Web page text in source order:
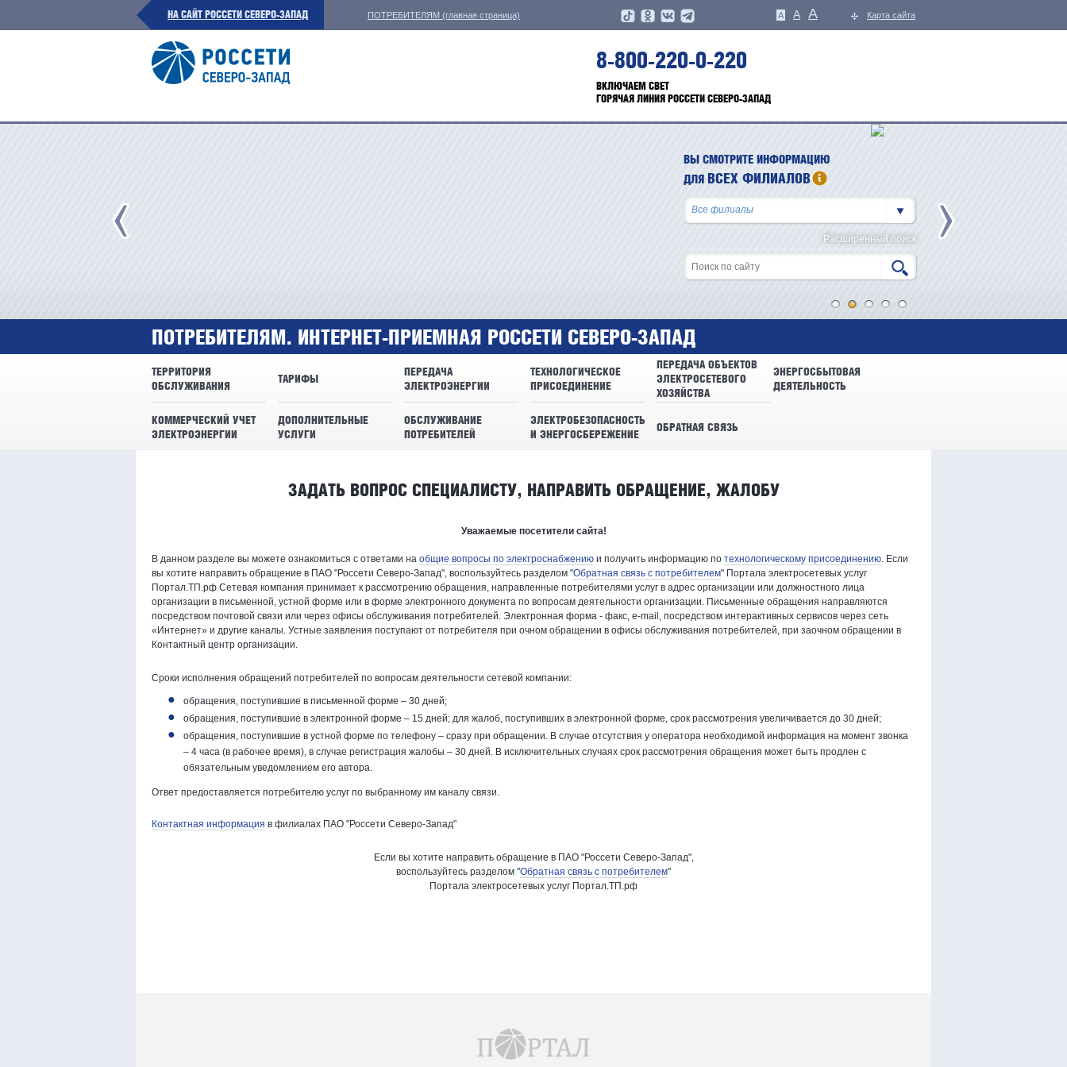
НА САЙТ РОССЕТИ СЕВЕРО-ЗАПАД ПОТРЕБИТЕЛЯМ (главная страница) Карта сайта
A A A
8-800-220-0-220
ВКЛЮЧАЕМ СВЕТ
ГОРЯЧАЯ ЛИНИЯ РОССЕТИ СЕВЕРО-ЗАПАД
ВЫ СМОТРИТЕ ИНФОРМАЦИЮ
ДЛЯ ВСЕХ ФИЛИАЛОВ
Расширенный поиск
ПОТРЕБИТЕЛЯМ. ИНТЕРНЕТ-ПРИЕМНАЯ РОССЕТИ СЕВЕРО-ЗАПАД
ТЕРРИТОРИЯ
ОБСЛУЖИВАНИЯ
ТАРИФЫ
ПЕРЕДАЧА
ЭЛЕКТРОЭНЕРГИИ
ТЕХНОЛОГИЧЕСКОЕ
ПРИСОЕДИНЕНИЕ
ПЕРЕДАЧА ОБЪЕКТОВ
ЭЛЕКТРОСЕТЕВОГО
ХОЗЯЙСТВА
ЭНЕРГОСБЫТОВАЯ
ДЕЯТЕЛЬНОСТЬ
КОММЕРЧЕСКИЙ УЧЕТ
ЭЛЕКТРОЭНЕРГИИ
ДОПОЛНИТЕЛЬНЫЕ
УСЛУГИ
ОБСЛУЖИВАНИЕ
ПОТРЕБИТЕЛЕЙ
ЭЛЕКТРОБЕЗОПАСНОСТЬ
И ЭНЕРГОСБЕРЕЖЕНИЕ
ОБРАТНАЯ СВЯЗЬ
ЗАДАТЬ ВОПРОС СПЕЦИАЛИСТУ, НАПРАВИТЬ ОБРАЩЕНИЕ, ЖАЛОБУ
Уважаемые посетители сайта!
В данном разделе вы можете ознакомиться с ответами на общие вопросы по электроснабжению и получить информацию по технологическому присоединению. Если
вы хотите направить обращение в ПАО "Россети Северо-Запад", воспользуйтесь разделом "Обратная связь с потребителем" Портала электросетевых услуг
Портал.ТП.рф Сетевая компания принимает к рассмотрению обращения, направленные потребителями услуг в адрес организации или должностного лица
организации в письменной, устной форме или в форме электронного документа по вопросам деятельности организации. Письменные обращения направляются
посредством почтовой связи или через офисы обслуживания потребителей. Электронная форма - факс, е-mail, посредством интерактивных сервисов через сеть
«Интернет» и другие каналы. Устные заявления поступают от потребителя при очном обращении в офисы обслуживания потребителей, при заочном обращении в
Контактный центр организации.
Сроки исполнения обращений потребителей по вопросам деятельности сетевой компании:
обращения, поступившие в письменной форме – 30 дней;
обращения, поступившие в электронной форме – 15 дней; для жалоб, поступивших в электронной форме, срок рассмотрения увеличивается до 30 дней;
обращения, поступившие в устной форме по телефону – сразу при обращении. В случае отсутствия у оператора необходимой информация на момент звонка
– 4 часа (в рабочее время), в случае регистрация жалобы – 30 дней. В исключительных случаях срок рассмотрения обращения может быть продлен с
обязательным уведомлением его автора.
Ответ предоставляется потребителю услуг по выбранному им каналу связи.
Контактная информация в филиалах ПАО "Россети Северо-Запад"
Если вы хотите направить обращение в ПАО "Россети Северо-Запад",
воспользуйтесь разделом "Обратная связь с потребителем"
Портала электросетевых услуг Портал.ТП.рф